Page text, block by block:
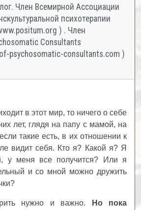
Член Всемирной Ассоциации
психотерапии
) . Член
Consultants
psychosomatic-consultants.com )
в этот мир, то ничего о себе
лет, глядя на папу с мамой, на
такие есть, в их отношении к
видит себя. Кто я? Какой я? Я
у меня все получится? Или я
и со мной можно дружить
нужно и важно.
Но пока